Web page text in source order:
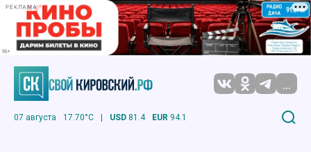
РЕКЛАМА
...
07 августа 17.70°C | USD 81.4 EUR 94.1